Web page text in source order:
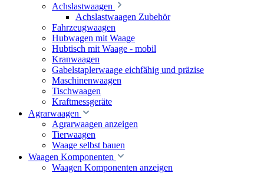
Achslastwaagen
Achslastwaagen Zubehör
Fahrzeugwaagen
Hubwagen mit Waage
Hubtisch mit Waage - mobil
Kranwaagen
Gabelstaplerwaage eichfähig und präzise
Maschinenwaagen
Tischwaagen
Kraftmessgeräte
Agrarwaagen
Agrarwaagen anzeigen
Tierwaagen
Waage selbst bauen
Waagen Komponenten
Waagen Komponenten anzeigen